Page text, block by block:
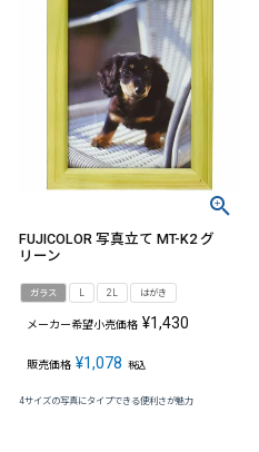
FUJICOLOR 写真立て MT-K2 グ
リーン
ガラス L 2L はがき
メーカー希望小売価格 ¥1,430
販売価格 ¥1,078 税込
4サイズの写真にタイプできる便利さが魅力